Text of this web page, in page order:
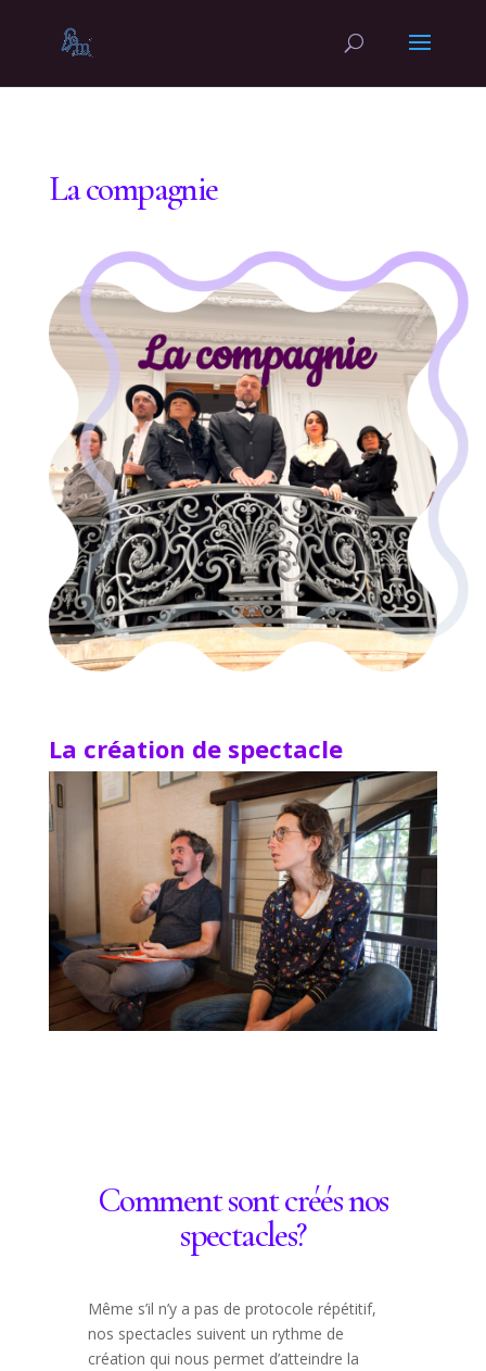
La compagnie
La création de spectacle
Comment sont créés nos
spectacles?
Même s’il n’y a pas de protocole répétitif,
nos spectacles suivent un rythme de
création qui nous permet d’atteindre la